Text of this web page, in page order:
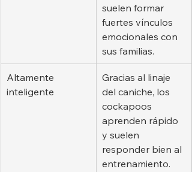
suelen formar
fuertes vínculos
emocionales con
sus familias.
Altamente
inteligente
Gracias al linaje
del caniche, los
cockapoos
aprenden rápido
y suelen
responder bien al
entrenamiento.